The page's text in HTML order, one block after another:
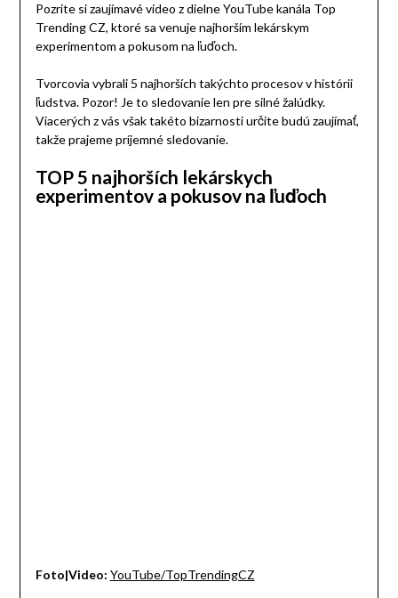
Pozrite si zaujímavé video z dielne YouTube kanála Top
Trending CZ, ktoré sa venuje najhorším lekárskym
experimentom a pokusom na ľuďoch.
Tvorcovia vybrali 5 najhorších takýchto procesov v histórii
ľudstva. Pozor! Je to sledovanie len pre silné žalúdky.
Viacerých z vás však takéto bizarnosti určite budú zaujímať,
takže prajeme príjemné sledovanie.
TOP 5 najhorších lekárskych
experimentov a pokusov na ľuďoch
Foto|Video: YouTube/TopTrendingCZ